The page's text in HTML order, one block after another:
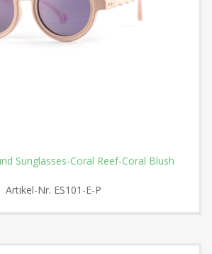
Sunglasses-Coral Reef-Coral Blush
Artikel-Nr. ES101-E-P